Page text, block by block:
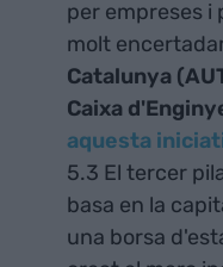
per empreses i
molt
Catalunya
Caixa
aquesta
5.3 El tercer
basa en la
una borsa